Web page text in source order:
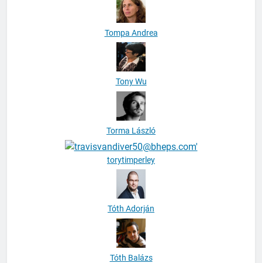
Tompa Andrea
Tony Wu
Torma László
torytimperley
Tóth Adorján
Tóth Balázs